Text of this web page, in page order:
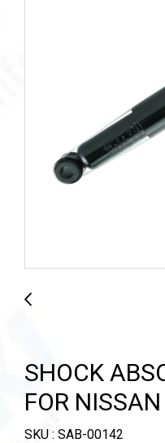
SHOCK
FOR
SKU : SAB-00142